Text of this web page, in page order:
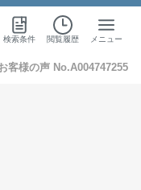
検索条件 閲覧履歴 メニュー
客様の声 No.A004747255